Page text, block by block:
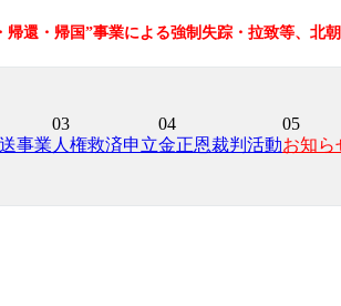
帰還・帰国”事業による強制失踪・拉致等、北
事業
03
人権救済申立
04
金正恩裁判活動
05
お知ら